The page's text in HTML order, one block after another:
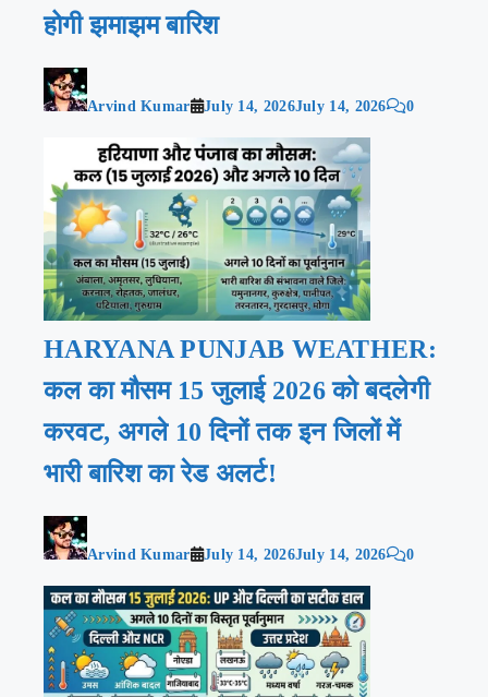
होगी झमाझम बारिश
Arvind Kumar July 14, 2026July 14, 2026 0
HARYANA PUNJAB WEATHER:
कल का मौसम 15 जुलाई 2026 को बदलेगी
करवट, अगले 10 दिनों तक इन जिलों में
भारी बारिश का रेड अलर्ट!
Arvind Kumar July 14, 2026July 14, 2026 0